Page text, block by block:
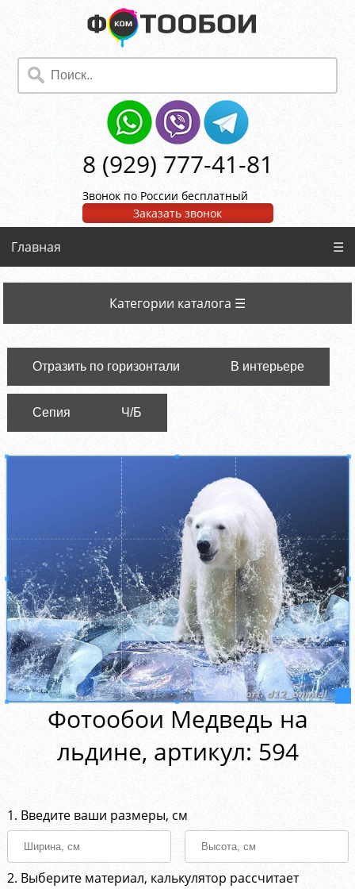
8 (929) 777-41-81
Звонок по России бесплатный
Заказать звонок
Главная ☰
Категории каталога ☰
Отразить по горизонтали В интерьере
Сепия Ч/Б
Фотообои Медведь на
льдине, aртикул: 594
1. Введите ваши размеры, см
2. Выберите материал, калькулятор рассчитает